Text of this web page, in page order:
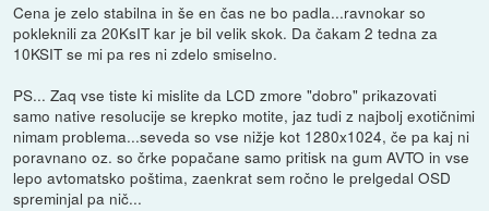
Cena je zelo stabilna in še en čas ne bo padla...ravnokar so
pokleknili za 20KsIT kar je bil velik skok. Da čakam 2 tedna za
10KSIT se mi pa res ni zdelo smiselno.
PS... Zaq vse tiste ki mislite da LCD zmore "dobro" prikazovati
samo native resolucije se krepko motite, jaz tudi z najbolj exotičnimi
nimam problema...seveda so vse nižje kot 1280x1024, če pa kaj ni
poravnano oz. so črke popačane samo pritisk na gum AVTO in vse
lepo avtomatsko poštima, zaenkrat sem ročno le prelgedal OSD
spreminjal pa nič...